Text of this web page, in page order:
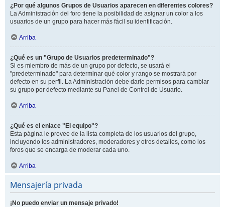
¿Por qué algunos Grupos de Usuarios aparecen en diferentes colores?
La Administración del foro tiene la posibilidad de asignar un color a los
usuarios de un grupo para hacer más fácil su identificación.
Arriba
¿Qué es un "Grupo de Usuarios predeterminado"?
Si es miembro de más de un grupo por defecto, se usará el
"predeterminado" para determinar qué color y rango se mostrará por
defecto en su perfil. La Administración debe darle permisos para cambiar
su grupo por defecto mediante su Panel de Control de Usuario.
Arriba
¿Qué es el enlace "El equipo"?
Esta página le provee de la lista completa de los usuarios del grupo,
incluyendo los administradores, moderadores y otros detalles, como los
foros que se encarga de moderar cada uno.
Arriba
Mensajería privada
¡No puedo enviar un mensaje privado!